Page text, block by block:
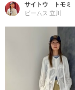
サイトウ トモミ
ビームス 立川